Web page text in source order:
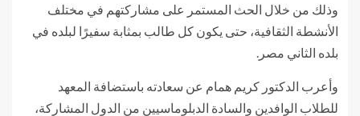
وذلك من خلال الحث المستمر على مشاركتهم في مختلف
الأنشطة الثقافية، حتى يكون كل طالب بمثابة سفيرًا لبلده في
بلده الثاني مصر.
وأعرب الدكتور كريم همام عن سعادته باستضافة المعهد
للطلاب الوافدين والسادة الدبلوماسيين من الدول المشاركة،